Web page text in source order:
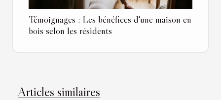
Témoignages : Les bénéfices d'une maison en
bois selon les résidents
Articles similaires